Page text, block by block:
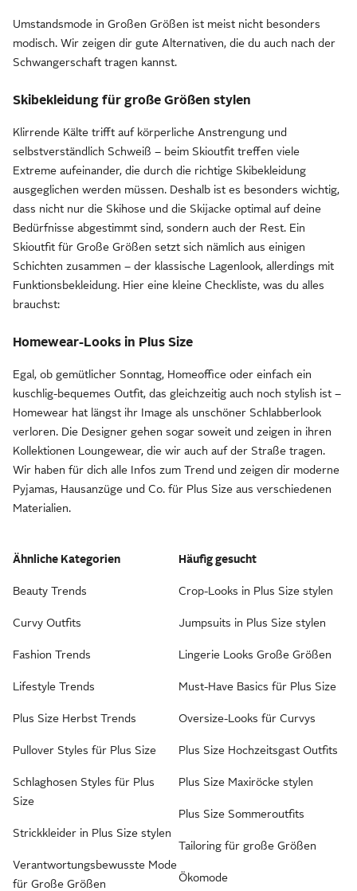
Umstandsmode in Großen Größen ist meist nicht besonders
modisch. Wir zeigen dir gute Alternativen, die du auch nach der
Schwangerschaft tragen kannst.
Skibekleidung für große Größen stylen
Klirrende Kälte trifft auf körperliche Anstrengung und
selbstverständlich Schweiß – beim Skioutfit treffen viele
Extreme aufeinander, die durch die richtige Skibekleidung
ausgeglichen werden müssen. Deshalb ist es besonders wichtig,
dass nicht nur die Skihose und die Skijacke optimal auf deine
Bedürfnisse abgestimmt sind, sondern auch der Rest. Ein
Skioutfit für Große Größen setzt sich nämlich aus einigen
Schichten zusammen – der klassische Lagenlook, allerdings mit
Funktionsbekleidung. Hier eine kleine Checkliste, was du alles
brauchst:
Homewear-Looks in Plus Size
Egal, ob gemütlicher Sonntag, Homeoffice oder einfach ein
kuschlig-bequemes Outfit, das gleichzeitig auch noch stylish ist –
Homewear hat längst ihr Image als unschöner Schlabberlook
verloren. Die Designer gehen sogar soweit und zeigen in ihren
Kollektionen Loungewear, die wir auch auf der Straße tragen.
Wir haben für dich alle Infos zum Trend und zeigen dir moderne
Pyjamas, Hausanzüge und Co. für Plus Size aus verschiedenen
Materialien.
Ähnliche Kategorien
Beauty Trends
Curvy Outfits
Fashion Trends
Lifestyle Trends
Plus Size Herbst Trends
Pullover Styles für Plus Size
Schlaghosen Styles für Plus
Size
Strickkleider in Plus Size stylen
Verantwortungsbewusste Mode
für Große Größen
Häufig gesucht
Crop-Looks in Plus Size stylen
Jumpsuits in Plus Size stylen
Lingerie Looks Große Größen
Must-Have Basics für Plus Size
Oversize-Looks für Curvys
Plus Size Hochzeitsgast Outfits
Plus Size Maxiröcke stylen
Plus Size Sommeroutfits
Tailoring für große Größen
Ökomode